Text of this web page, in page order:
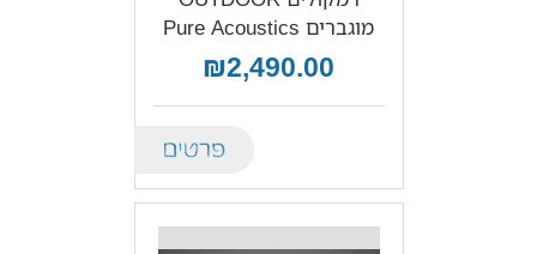
מוגברים Pure Acoustics
₪2,490.00